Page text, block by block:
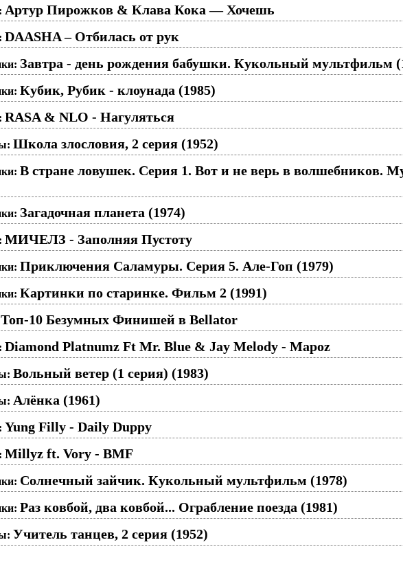
Артур Пирожков & Клава Кока — Хочешь
DAASHA – Отбилась от рук
Завтра - день рождения бабушки. Кукольный мультфильм
Кубик, Рубик - клоунада (1985)
RASA & NLO - Нагуляться
Школа злословия, 2 серия (1952)
В стране ловушек. Серия 1. Вот и не верь в волшебников.
Загадочная планета (1974)
МИЧЕЛЗ - Заполняя Пустоту
Приключения Саламуры. Серия 5. Але-Гоп (1979)
Картинки по старинке. Фильм 2 (1991)
Топ-10 Безумных Финишей в Bellator
Diamond Platnumz Ft Mr. Blue & Jay Melody - Mapoz
Вольный ветер (1 серия) (1983)
Алёнка (1961)
Yung Filly - Daily Duppy
Millyz ft. Vory - BMF
Солнечный зайчик. Кукольный мультфильм (1978)
Раз ковбой, два ковбой... Ограбление поезда (1981)
Учитель танцев, 2 серия (1952)